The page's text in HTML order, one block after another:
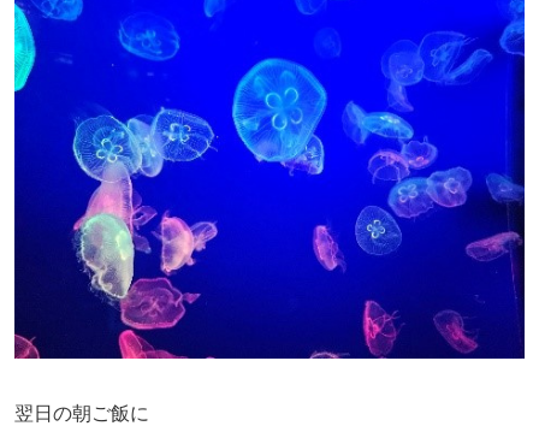
翌日の朝ご飯に